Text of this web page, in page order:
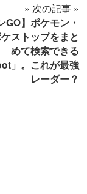
» 次の記事 »
GO】ポケモン・
ストップをまと
めて検索できる
」。これが最強
レーダー？